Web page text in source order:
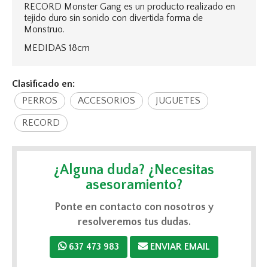
RECORD Monster Gang es un producto realizado en
tejido duro sin sonido con divertida forma de
Monstruo.
MEDIDAS 18cm
Clasificado en:
PERROS
ACCESORIOS JUGUETES
RECORD
¿Alguna duda? ¿Necesitas
asesoramiento?
Ponte en contacto con nosotros y
resolveremos tus dudas.
637 473 983 ENVIAR EMAIL